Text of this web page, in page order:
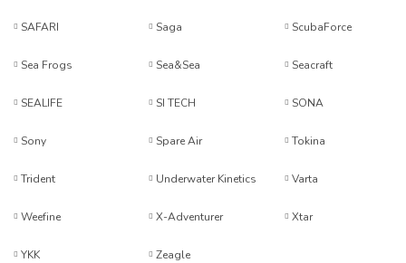
SAFARI Saga ScubaForce
Sea Frogs Sea&Sea Seacraft
SEALIFE SI TECH SONA
Sony Spare Air Tokina
Trident Underwater Kinetics Varta
Weefine X-Adventurer Xtar
YKK Zeagle